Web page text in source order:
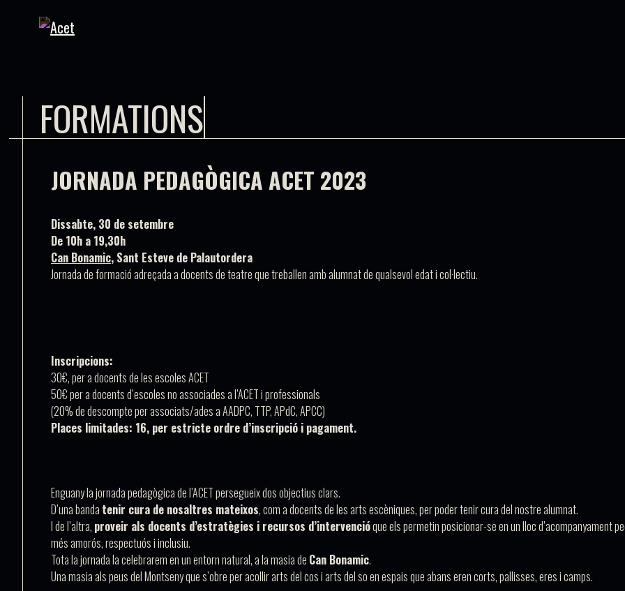
FORMATIONS
JORNADA PEDAGÒGICA ACET 2023
Dissabte, 30 de setembre
De 10h a 19,30h
Can Bonamic, Sant Esteve de Palautordera
Jornada de formació adreçada adocents de teatre que treballen amb alumnat de qualsevol edat i col·lectiu.
Inscripcions:
30€, per a docents de les escoles ACET
50€ per a docents d’escoles no associades a l’ACET i professionals
(20% de descompte per associats/ades a AADPC, TTP, APdC, APCC)
Places limitades: 16, per estricte ordre d’inscripció i pagament.
Enguany la jornada pedagògica de l’ACET persegueix dos objectius clars.
D’una banda tenir cura de nosaltres mateixos, com a docents de les arts escèniques, per poder tenir cura del nostre alumnat.
I de l’altra, proveir als docents d’estratègies i recursos d’intervencióque els permetin posicionar-se en un lloc d’acompanyament
més amorós, respectuós i inclusiu.
Tota la jornada la celebrarem en un entorn natural, a la masia de Can Bonamic.
Una masia als peus del Montseny que s’obre per acollir arts del cos i arts del so en espais que abans eren corts, pallisses, eres i camps.